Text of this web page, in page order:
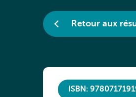
Retour aux
ISBN: